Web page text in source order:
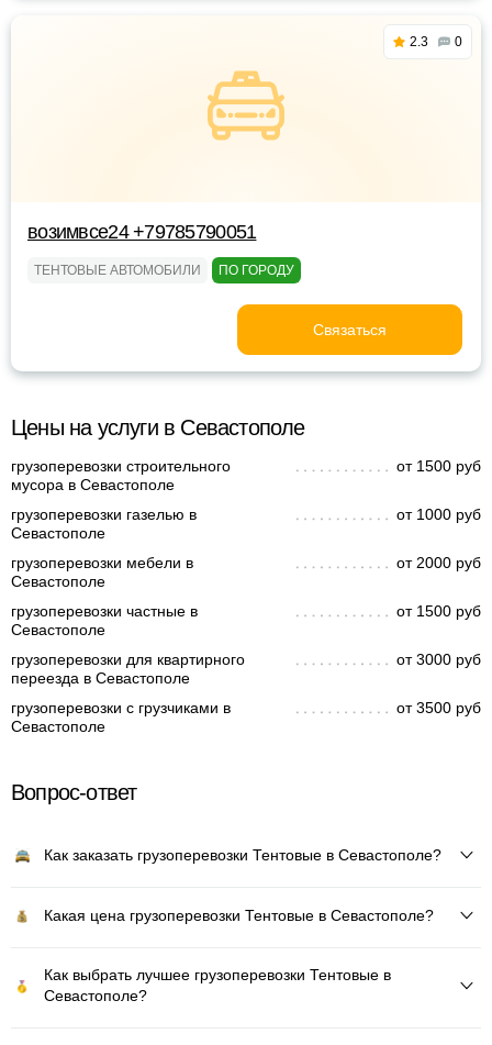
2.3 0
возимвсе24 +79785790051
ТЕНТОВЫЕ АВТОМОБИЛИ ПО ГОРОДУ
Связаться
Цены на услуги в Севастополе
грузоперевозки строительного
мусора в Севастополе
от 1500 руб
грузоперевозки газелью в
Севастополе
от 1000 руб
грузоперевозки мебели в
Севастополе
от 2000 руб
грузоперевозки частные в
Севастополе
от 1500 руб
грузоперевозки для квартирного
переезда в Севастополе
от 3000 руб
грузоперевозки с грузчиками в
Севастополе
от 3500 руб
Вопрос-ответ
Как заказать грузоперевозки Тентовые в Севастополе?
Какая цена грузоперевозки Тентовые в Севастополе?
Как выбрать лучшее грузоперевозки Тентовые в
Севастополе?